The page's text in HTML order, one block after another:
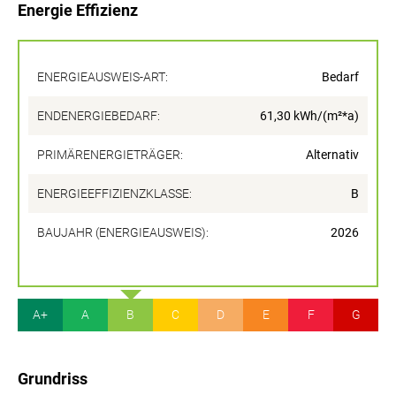
Energie Effizienz
ENERGIEAUSWEIS-ART: Bedarf
ENDENERGIEBEDARF: 61,30 kWh/(m²*a)
PRIMÄRENERGIETRÄGER: Alternativ
ENERGIEEFFIZIENZKLASSE: B
BAUJAHR (ENERGIEAUSWEIS): 2026
A+ A B C D E F G
Grundriss